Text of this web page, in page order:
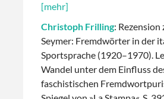
[mehr]
Christoph Frilling: Rezension
Seymer: Fremdwörter in der
Sportsprache (1920–1970).
Wandel unter dem Einfluss
faschistischen